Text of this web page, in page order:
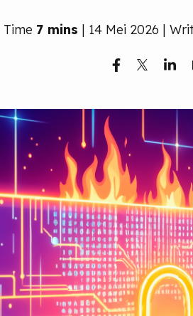
Time 7 mins | 14 Mei 2026 |